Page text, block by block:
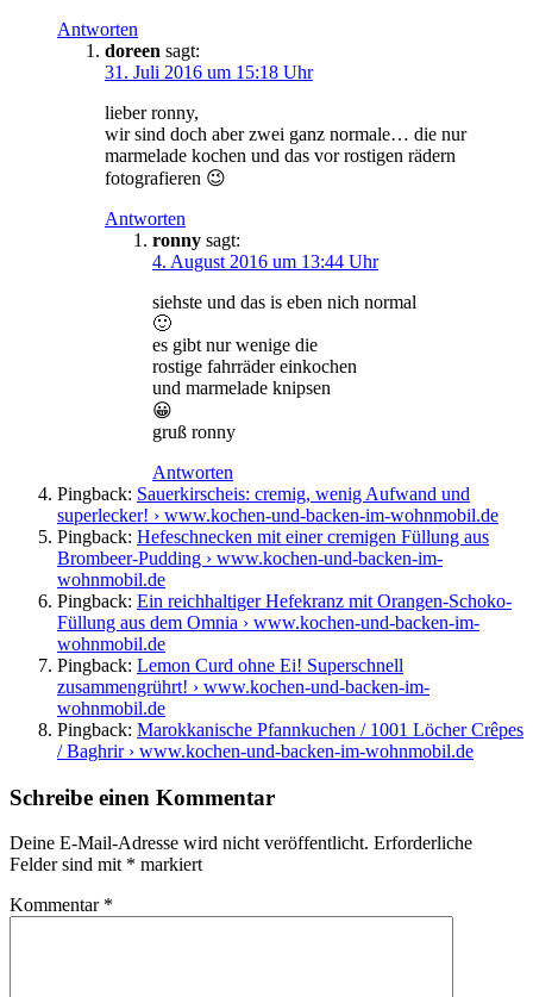
Antworten
doreen sagt:
31. Juli 2016 um 15:18 Uhr
lieber ronny,
wir sind doch aber zwei ganz normale… die nur
marmelade kochen und das vor rostigen rädern
fotografieren 😉
Antworten
ronny sagt:
4. August 2016 um 13:44 Uhr
siehste und das is eben nich normal
🙂
es gibt nur wenige die
rostige fahrräder einkochen
und marmelade knipsen
😀
gruß ronny
Antworten
Pingback: Sauerkirscheis: cremig, wenig Aufwand und
superlecker! › www.kochen-und-backen-im-wohnmobil.de
Pingback: Hefeschnecken mit einer cremigen Füllung aus
Brombeer-Pudding › www.kochen-und-backen-im-
wohnmobil.de
Pingback: Ein reichhaltiger Hefekranz mit Orangen-Schoko-
Füllung aus dem Omnia › www.kochen-und-backen-im-
wohnmobil.de
Pingback: Lemon Curd ohne Ei! Superschnell
zusammengrührt! › www.kochen-und-backen-im-
wohnmobil.de
Pingback: Marokkanische Pfannkuchen / 1001 Löcher Crêpes
/ Baghrir › www.kochen-und-backen-im-wohnmobil.de
Schreibe einen Kommentar
Deine E-Mail-Adresse wird nicht veröffentlicht. Erforderliche
Felder sind mit * markiert
Kommentar *